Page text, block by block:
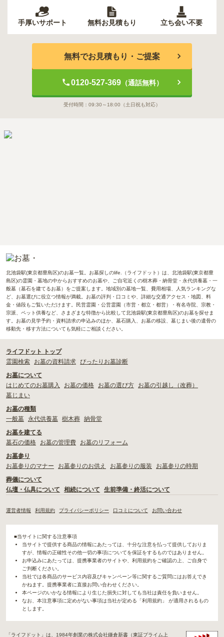
手厚いサポート 無料お見積もり 立ち会い不要
無料でお見積もり・ご提案
0120-527-369（通話無料）
受付時間： 09:30～18:00 （土日祝も対応）
北池袋駅(東京都豊島区)のお墓一覧。お墓探しのlife.（ライフドット）は、北池袋駅(東京都豊
島区)の霊園・墓地の中からおすすめのお墓や、ご自宅近くの樹木葬・納骨堂・永代供養墓・一
般墓（墓石を建てるお墓）をご提案します。地域別の墓地一覧、費用相場、人気ランキングな
ど、お墓選びに役立つ情報が満載。お墓の評判・口コミや、詳細な交通アクセス・地図、料
金・値段もご覧いただけます。民営霊園・公営霊園（市営・都立・都営）・有名寺院、宗教・
宗派、ペット供養など、さまざまな特徴から比較して北池袋駅(東京都豊島区)のお墓を探せま
す。お墓の見学予約・資料請求の申込みのほか、墓石購入、お墓の移設、墓じまい後の遺骨の
移動先・移す方法についても気軽にご相談ください。
ライフドット トップ
霊園検索
お墓の資料請求 ぴったりお墓診断
お墓について
はじめてのお墓購入
お墓の価格 お墓の選び方
お墓の引越し（改葬）
墓じまい
お墓の種類
一般墓
永代供養墓 樹木葬 納骨堂
お墓を建てる
墓石の価格
お墓の管理費
お墓のリフォーム
お墓参り
お墓参りのマナー
お墓参りのお供え お墓参りの服装
お墓参りの時期
葬儀について
仏壇・仏具について
相続について 生前準備・終活について
運営者情報 利用規約 プライバシーポリシー 口コミについて お問い合わせ
■当サイトに関する注意事項
当サイトで提供する商品の情報にあたっては、十分な注意を払って提供しておりま
すが、情報の正確性その他一切の事項についてを保証をするものではありません。
お申込みにあたっては、提携事業者のサイトや、利用規約をご確認の上、ご自身で
ご判断ください。
当社では各商品のサービス内容及びキャンペーン等に関するご質問にはお答えでき
かねます。提携事業者に直接お問い合わせください。
本ページのいかなる情報により生じた損失に対しても当社は責任を負いません。
なお、本注意事項に定めがない事項は当社が定める「利用規約」 が適用されるもの
とします。
「ライフドット」は、1984年創業の株式会社鎌倉新書（東証プライム上